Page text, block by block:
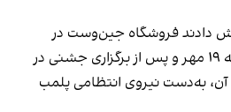
دادند فروشگاه جین‌وست در
خیابان فرشته تهران، شنبه ۱۹ مهر و پس از برگزاری جشنی در
آن، به‌دست نیروی انتظامی پلمب